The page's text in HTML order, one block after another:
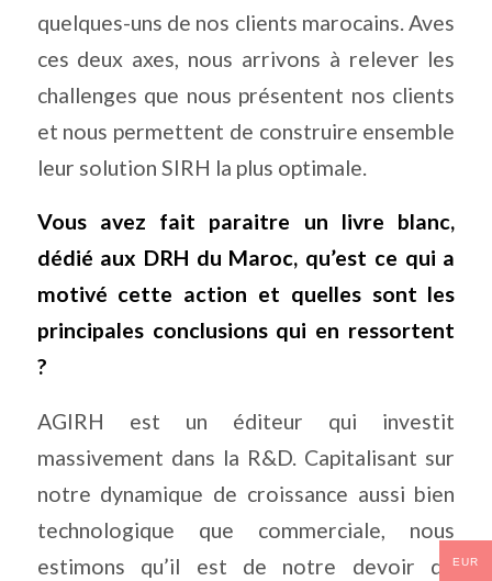
quelques-uns de nos clients marocains. Aves
ces deux axes, nous arrivons à relever les
challenges que nous présentent nos clients
et nous permettent de construire ensemble
leur solution SIRH la plus optimale.
Vous avez fait paraitre un livre blanc,
dédié aux DRH du Maroc, qu’est ce qui a
motivé cette action et quelles sont les
principales conclusions qui en ressortent
?
AGIRH est un éditeur qui investit
massivement dans la R&D. Capitalisant sur
notre dynamique de croissance aussi bien
technologique que commerciale, nous
estimons qu’il est de notre devoir deEUR